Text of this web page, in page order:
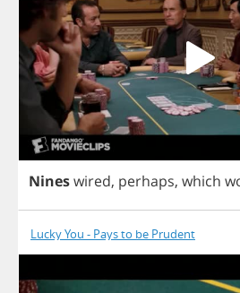
Nineswired, perhaps, which
Lucky You - Pays to be Prudent